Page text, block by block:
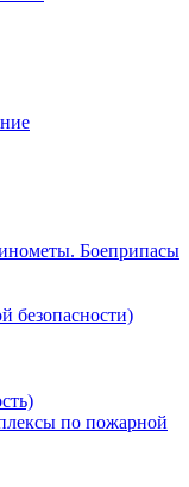
Боеприпасы
безопасности)
по пожарной